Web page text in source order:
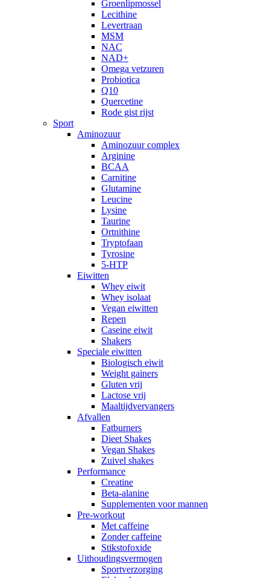
Groenlipmossel
Lecithine
Levertraan
MSM
NAC
NAD+
Omega vetzuren
Probiotica
Q10
Quercetine
Rode gist rijst
Sport
Aminozuur
Aminozuur complex
Arginine
BCAA
Carnitine
Glutamine
Leucine
Lysine
Taurine
Ortnithine
Tryptofaan
Tyrosine
5-HTP
Eiwitten
Whey eiwit
Whey isolaat
Vegan eiwitten
Repen
Caseine eiwit
Shakers
Speciale eiwitten
Biologisch eiwit
Weight gainers
Gluten vrij
Lactose vrij
Maaltijdvervangers
Afvallen
Fatburners
Dieet Shakes
Vegan Shakes
Zuivel shakes
Performance
Creatine
Beta-alanine
Supplementen voor mannen
Pre-workout
Met caffeine
Zonder caffeine
Stikstofoxide
Uithoudingsvermogen
Sportverzorging